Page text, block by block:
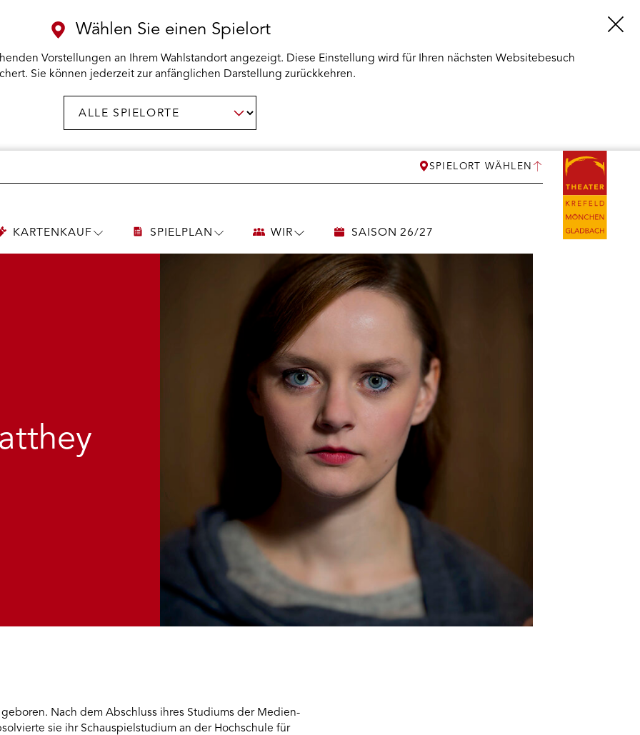
SPIELORT WÄHLEN
Wählen Sie einen Spielort
Vorstellungen an Ihrem Wahlstandort angezeigt. Diese Einstellung wird für Ihren nächsten Websitebesuch
Sie können jederzeit zur anfänglichen Darstellung zurückkehren.
KARTENKAUF UNTERMENÜSPIELPLAN UNTERMENÜ
WIR UNTERMENÜ
ÖFFNEN
SAISON 26/27
Nach dem Abschluss ihres Studiums der Medien-
sie ihr Schauspielstudium an der Hochschule für